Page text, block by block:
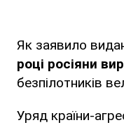
Як заявило
році росіяни
безпілотників
Уряд країни-